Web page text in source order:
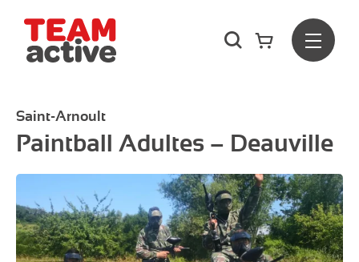
Rechercher
Menu
Saint-Arnoult
Paintball Adultes – Deauville